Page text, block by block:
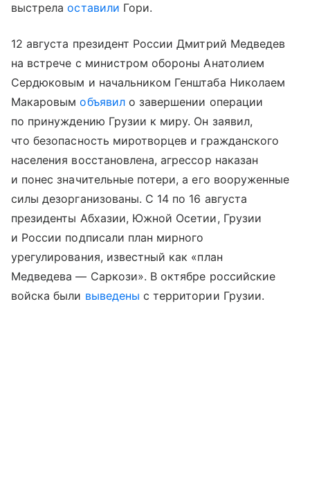
выстрелаоставили Гори.
12 августа президент России Дмитрий Медведев
на встрече с министром обороны Анатолием
Сердюковым и начальником Генштаба Николаем
Макаровымобъявило завершении операции
по принуждению Грузии к миру. Он заявил,
что безопасность миротворцев и гражданского
населения восстановлена, агрессор наказан
и понес значительные потери, а его вооруженные
силы дезорганизованы. С 14 по 16 августа
президенты Абхазии, Южной Осетии, Грузии
и России подписали план мирного
урегулирования, известный как «план
Медведева — Саркози». В октябре российские
войска были выведены с территории Грузии.